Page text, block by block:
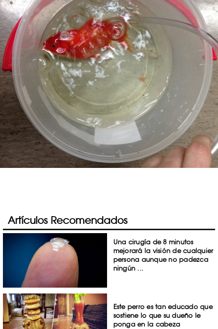
Artículos Recomendados
Una cirugía de 8 minutos
mejorará la visión de cualquier
persona aunque no padezca
ningún ...
Este perro es tan educado que
sostiene lo que su dueño le
ponga en la cabeza